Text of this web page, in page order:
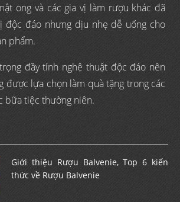
ong và các gia vị làm rượu khác đã
độc đáo nhưng dịu nhẹ dễ uống cho
phẩm.
đầy tính nghệ thuật độc đáo nên
được lựa chọn làm quà tặng trong các
bữa tiệc thường niên.
Giới thiệu Rượu Balvenie, Top 6 kiến
thức về Rượu Balvenie